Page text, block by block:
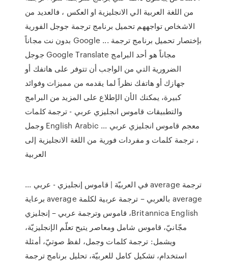
من اللغة العربية الي الانجليزية او العكس ، فالعديد من
الاشخاص تواجههم تحميل برنامج ترجمة جوجل الفورية
بدون نت مجاناً Google ... بإختصار تحميل برنامج ترجمة
جوجل Google Translate مجاناً هو أحد البرامج
الضرورية التي من الواجب أن تتوفر على هاتفك أو
جهازك أو هاتفك نظراً لما يقدمه من مميزات وفوائد
كبيرة، يمكنك الأن الإطلاع على المزيد من البرامج
والتطبيقات قاموس انجليزي عربي - ترجمة كلمات
وجمل English Arabic ... معجم قاموس انجليزي عربي
، ترجمة كلمات و مفردات فورية من اللغة الانجليزية إلى
العربية
‫ترجمة average في العربيّة | قاموس إنجليزي - عربي ...
average بالعربي – ترجمة عربية لكلمة average برعاية
Britannica English، قاموس وترجمة عربي – إنجليزي
مجّانيّ، قاموس شامل ومعاصر يتيح تعلّم الإنجليزيّة،
ويشمل: ترجمة كلمات وجمل، لفظ صوتيّ، أمثلة
استخدام، تشكيل كامل للعربيّة، تحليل برنامج ترجمة